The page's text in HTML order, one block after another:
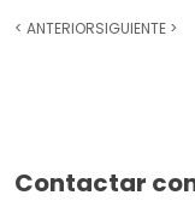
< ANTERIORSIGUIENTE >
Contactar